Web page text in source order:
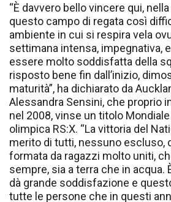
“È davvero bello vincere qui,
questo campo di regata così
ambiente in cui si respira vela
settimana intensa, impegnativa,
essere molto soddisfatta della
risposto bene fin dall’inizio,
maturità”, ha dichiarato da
Alessandra Sensini, che proprio
nel 2008, vinse un titolo
olimpica RS:X. “La vittoria del
merito di tutti, nessuno escluso,
formata da ragazzi molto uniti,
sempre, sia a terra che in acqua.
dà grande soddisfazione e
tutte le persone che in questi